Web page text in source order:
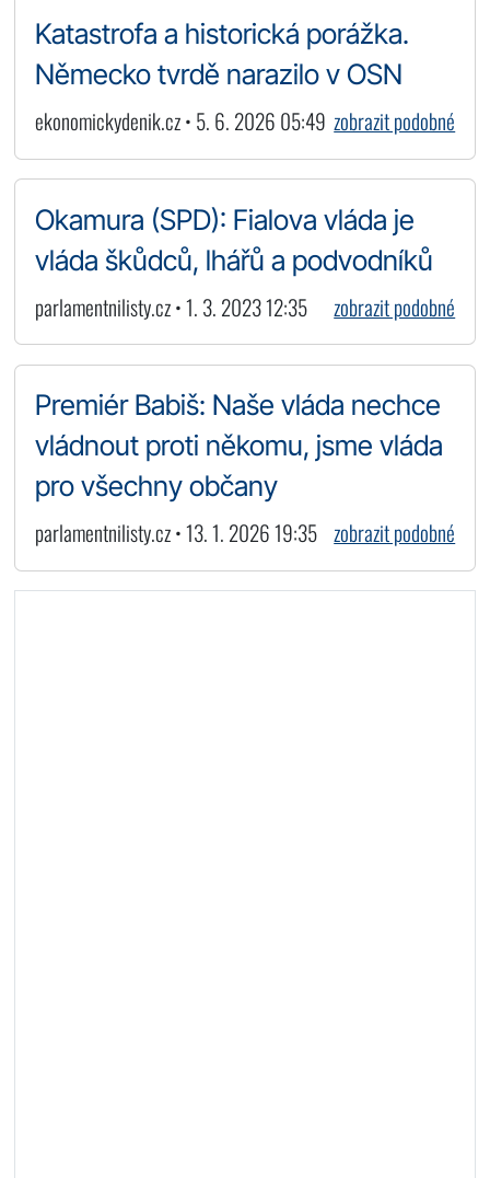
Katastrofa a historická porážka.
Německo tvrdě narazilo v OSN
ekonomickydenik.cz • 5. 6. 2026 05:49 zobrazit podobné
Okamura (SPD): Fialova vláda je
vláda škůdců, lhářů a podvodníků
parlamentnilisty.cz • 1. 3. 2023 12:35 zobrazit podobné
Premiér Babiš: Naše vláda nechce
vládnout proti někomu, jsme vláda
pro všechny občany
parlamentnilisty.cz • 13. 1. 2026 19:35 zobrazit podobné